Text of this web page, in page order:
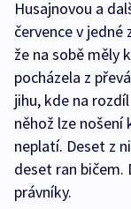
Husajnovou a
července v
že na sobě měly
pocházela z
jihu, kde na
něhož lze
neplatí. Deset z
deset ran
právníky.